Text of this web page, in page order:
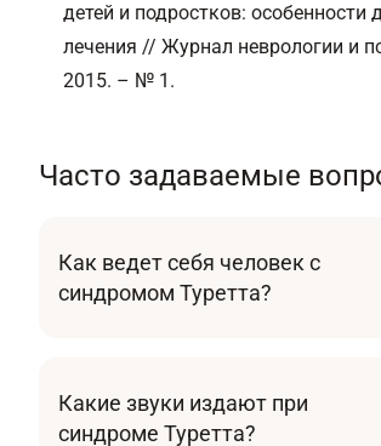
детей и подростков: особенности
лечения // Журнал неврологии и
2015. – № 1.
Часто задаваемые
Как ведет себя человек с
синдромом Туретта?
гиперкинезы. В более тяжелых
Какие звуки издают при
синдроме Туретта?